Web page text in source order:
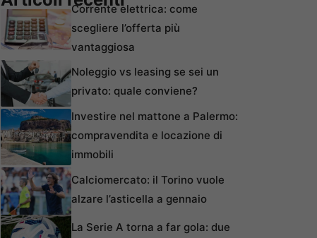
Corrente elettrica: come
scegliere l’offerta più
vantaggiosa
Noleggio vs leasing se sei un
privato: quale conviene?
Investire nel mattone a Palermo:
compravendita e locazione di
immobili
Calciomercato: il Torino vuole
alzare l’asticella a gennaio
La Serie A torna a far gola: due